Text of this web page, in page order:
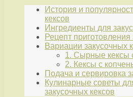
История и
кексов
Ингредиенты для
Рецепт приготовления
Вариации закусочных
1. Сырные кексы
2. Кексы с
Подача и сервировка
Кулинарные советы
закусочных кексов